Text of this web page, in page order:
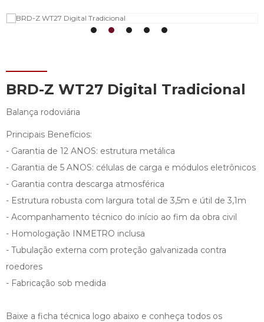
BRD-Z WT27 Digital Tradicional
Balança rodoviária
Principais Benefícios:
- Garantia de 12 ANOS: estrutura metálica
- Garantia de 5 ANOS: células de carga e módulos eletrônicos
- Garantia contra descarga atmosférica
- Estrutura robusta com largura total de 3,5m e útil de 3,1m
- Acompanhamento técnico do início ao fim da obra civil
- Homologação INMETRO inclusa
- Tubulação externa com proteção galvanizada contra
roedores
- Fabricação sob medida
Baixe a ficha técnica logo abaixo e conheça todos os